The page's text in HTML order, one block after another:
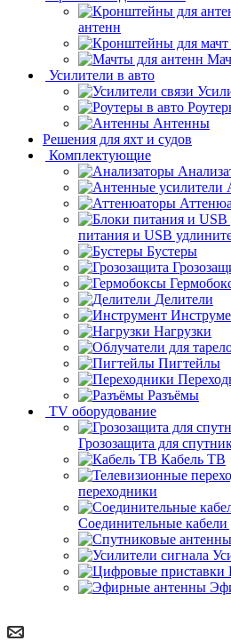
антенн
Усилители в авто
Антенны
Решения для яхт и судов
Комплектующие
питания и USB
Бустеры
Делители
Нагрузки
Пигтейлы
Разъёмы
TV оборудование
Грозозащита для
Кабель ТВ
переходники
Соединительные кабели